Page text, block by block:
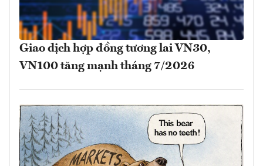
Giao dịch hợp đồng tương lai VN30,
VN100 tăng mạnh tháng 7/2026